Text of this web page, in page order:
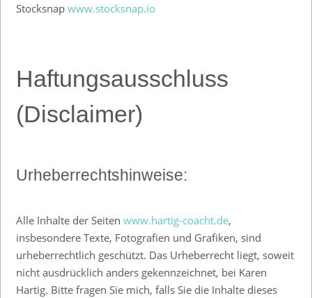
Stocksnapwww.stocksnap.io
Haftungsausschluss
(Disclaimer)
Urheberrechtshinweise:
Alle Inhalte der Seitenwww.hartig-coacht.de,
insbesondere Texte, Fotografien und Grafiken, sind
urheberrechtlich geschützt. Das Urheberrecht liegt, soweit
nicht ausdrücklich anders gekennzeichnet, bei Karen
Hartig. Bitte fragen Sie mich, falls Sie die Inhalte dieses